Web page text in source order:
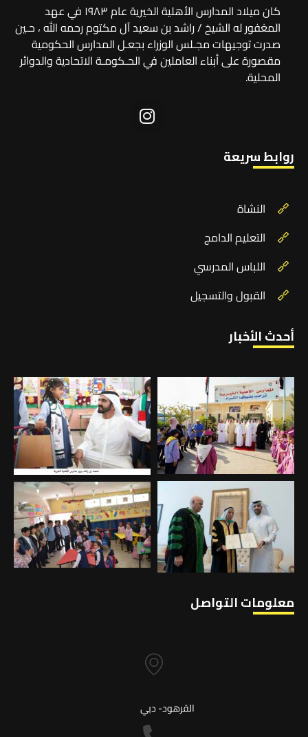
كان ميلاد المدارس الأهلية الخيرية عام ١٩٨٣ في عهد
المغفور له الشيخ / راشد بن سعيد آل مكتوم رحمه الله ، حـين
صدرت توجيهات مجـلس الوزراء بجعـل المدارس الحكومية
مقصورة على أبناء العاملين في الحـكومـة الاتحادية والدوائر
المحلية.
روابط سريعة
النشاة
التعليم الدامج
اللباس المدرسي
القبول والتسجيل
أحدث الأخبار
معلومات التواصل
القرهود- دبي